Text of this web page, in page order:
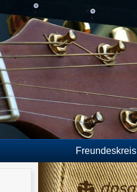
Freundeskreis